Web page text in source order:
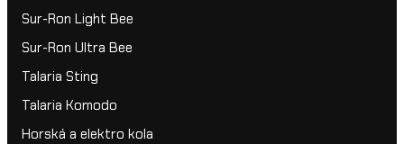
Sur-Ron Light Bee
Sur-Ron Ultra Bee
Talaria Sting
Talaria Komodo
Horská a elektro kola